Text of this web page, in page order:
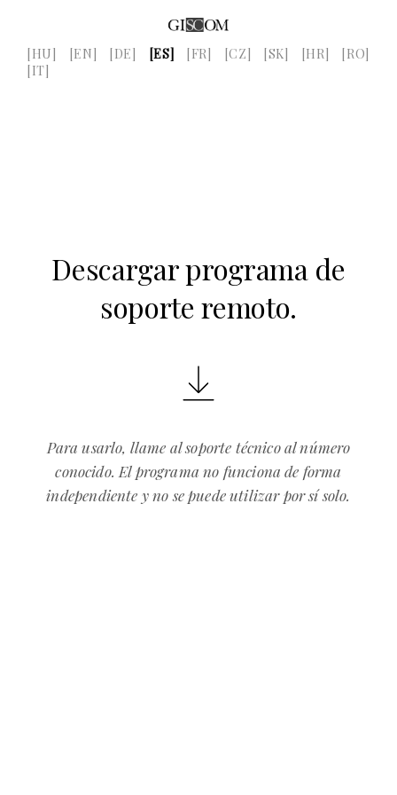
[HU] [EN] [DE] [ES] [FR] [CZ] [SK] [HR]
[RO]
[IT]
Descargar programa de
soporte remoto.
Para usarlo, llame al soporte técnico al número
conocido. El programa no funciona de forma
independiente y no se puede utilizar por sí solo.